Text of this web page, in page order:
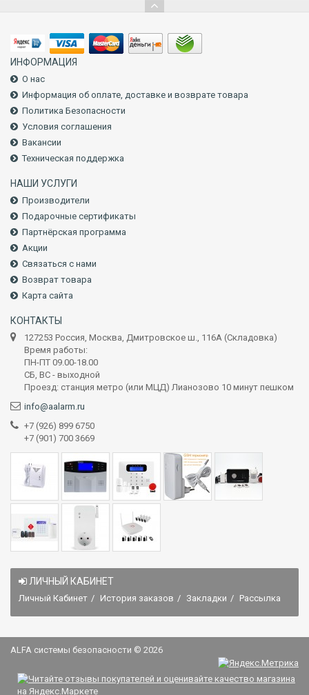
ИНФОРМАЦИЯ
О нас
Информация об оплате, доставке и возврате товара
Политика Безопасности
Условия соглашения
Вакансии
Техническая поддержка
НАШИ УСЛУГИ
Производители
Подарочные сертификаты
Партнёрская программа
Акции
Связаться с нами
Возврат товара
Карта сайта
КОНТАКТЫ
127253 Россия, Москва, Дмитровское ш., 116А (Складовка)
Время работы:
ПН-ПТ 09.00-18.00
СБ, ВС - выходной
Проезд: станция метро (или МЦД) Лианозово 10 минут пешком
info@aalarm.ru
+7 (926) 899 6750
+7 (901) 700 3669
ЛИЧНЫЙ КАБИНЕТ
Личный Кабинет История заказов Закладки Рассылка
ALFA системы безопасности © 2026